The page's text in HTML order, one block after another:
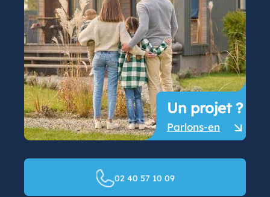
Un projet ?
Parlons-en
02 40 57 10 09